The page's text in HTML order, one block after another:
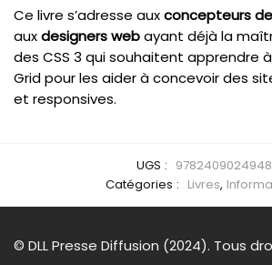
Ce livre s’adresse auxconcepteurs
auxdesigners webayant déjà la
des CSS 3 qui souhaitent apprendre
Grid pour les aider à concevoir des
et responsives.
UGS : 9782409024948
Catégories : Livres,
© DLL Presse Diffusion (2024). Tous